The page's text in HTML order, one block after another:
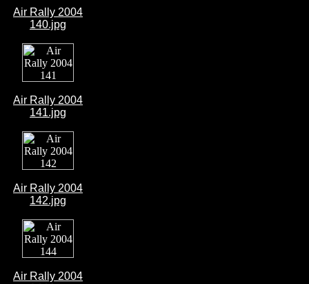
Air Rally 2004
140.jpg
Air Rally 2004
141.jpg
Air Rally 2004
142.jpg
Air Rally 2004